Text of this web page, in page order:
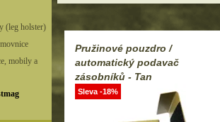
Pružinové pouzdro /
automatický podavač
zásobníků - Tan
Sleva -18%
(leg holster)
mobily a